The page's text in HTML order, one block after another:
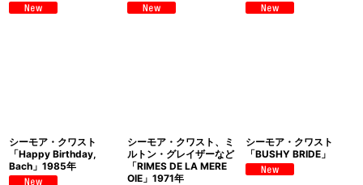
シーモア・クワスト
「Happy Birthday,
Bach」1985年
シーモア・クワスト、ミ
ルトン・グレイザーなど
「RIMES DE LA MERE
OIE」1971年
シーモア・クワスト
「BUSHY BRIDE」